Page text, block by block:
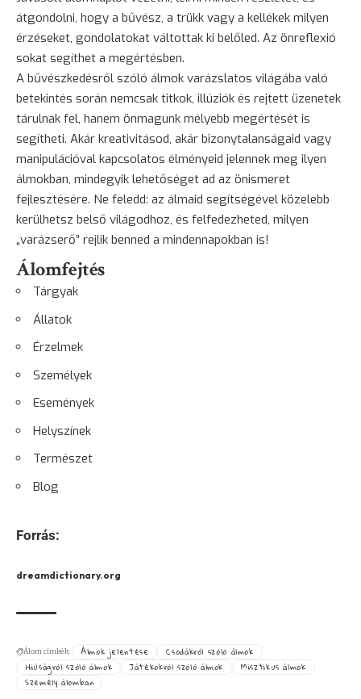
átgondolni, hogy a bűvész, a trükk vagy a kellékek milyen
érzéseket, gondolatokat váltottak ki belőled. Az önreflexió
sokat segíthet a megértésben.
A bűvészkedésről szóló álmok varázslatos világába való
betekintés során nemcsak titkok, illúziók és rejtett üzenetek
tárulnak fel, hanem önmagunk mélyebb megértését is
segítheti. Akár kreativitásod, akár bizonytalanságaid vagy
manipulációval kapcsolatos élményeid jelennek meg ilyen
álmokban, mindegyik lehetőséget ad az önismeret
fejlesztésére. Ne feledd: az álmaid segítségével közelebb
kerülhetsz belső világodhoz, és felfedezheted, milyen
„varázserő” rejlik benned a mindennapokban is!
Álomfejtés
Tárgyak
Állatok
Érzelmek
Személyek
Események
Helyszínek
Természet
Blog
Forrás:
dreamdictionary.org
Álom címkék: Álmok jelentése
Csodákról szóló álmok
Hiúságról szóló álmok
Játékokról szóló álmok
Misztikus álmok
Személy álomban